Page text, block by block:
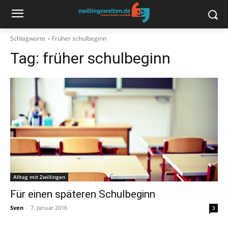
Schlagworte Früher schulbeginn
Tag: früher schulbeginn
Alltag mit Zwillingen
Für einen späteren Schulbeginn
Sven - 7. Januar 2016 3